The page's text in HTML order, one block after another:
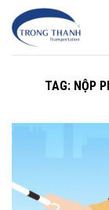
Chuyển
đến
TAG: NỘP